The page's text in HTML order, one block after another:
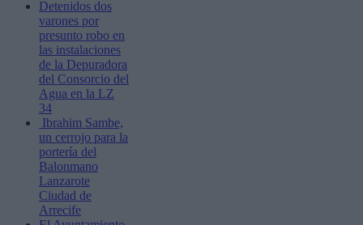
Detenidos dos
varones por
presunto robo en
las instalaciones
de la Depuradora
del Consorcio del
Agua en la LZ
34
Ibrahim Sambe,
un cerrojo para la
portería del
Balonmano
Lanzarote
Ciudad de
Arrecife